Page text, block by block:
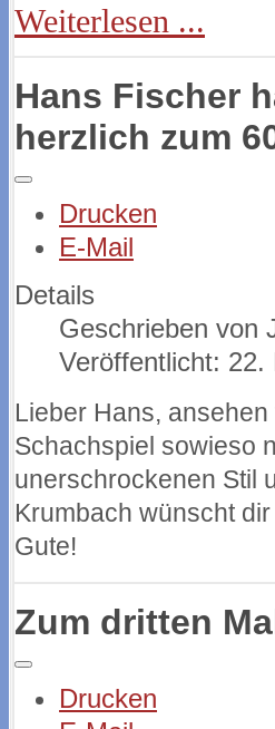
Weiterlesen ...
Hans Fischer
herzlich zum
Drucken
E-Mail
Details
Geschrieben von
Veröffentlicht: 22.
Lieber Hans,
Schachspiel sowieso
unerschrockenen Stil
Krumbach wünscht
Gute!
Zum dritten
Drucken